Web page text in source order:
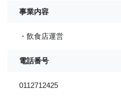
事業内容
・飲食店運営
電話番号
0112712425